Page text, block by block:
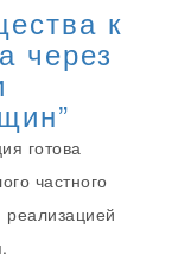
к
через
готова
частного
реализацией